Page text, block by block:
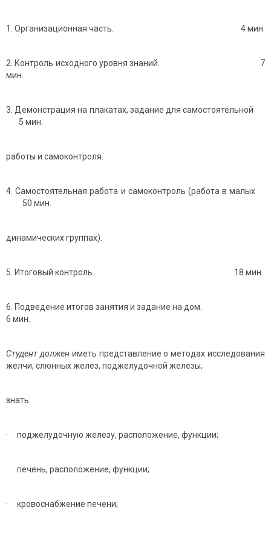
1. Организационная часть. 4 мин.
2. Контроль исходного уровня знаний. 7
мин.
3. Демонстрация на плакатах, задание для самостоятельной
5 мин.
работы и самоконтроля.
4. Самостоятельная работа и самоконтроль (работа в малых
50 мин.
динамических группах).
5. Итоговый контроль. 18 мин.
6. Подведение итогов занятия и задание на дом.
6 мин.
Студент должен иметь представление о методах исследования
желчи, слюнных желез, поджелудочной железы;
знать:
· поджелудочную железу, расположение, функции;
· печень, расположение, функции;
· кровоснабжение печени;